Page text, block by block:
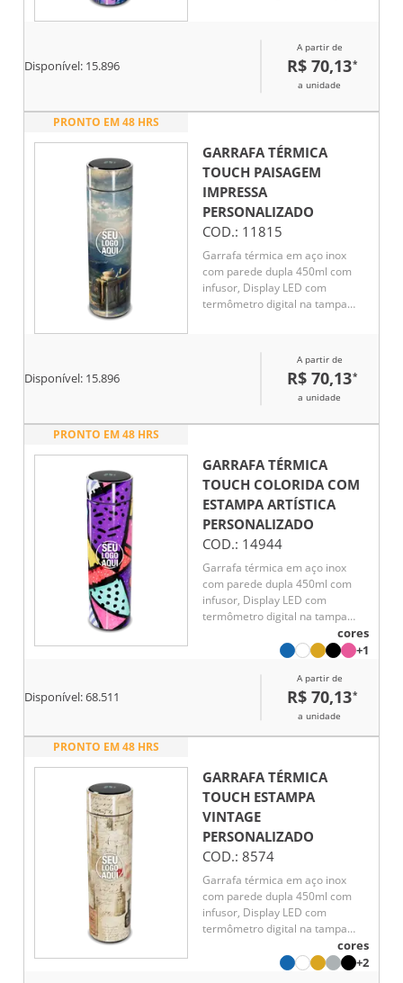
Disponível: 15.896
A partir de
R$ 70,13*
a unidade
PRONTO EM 48 HRS
GARRAFA TÉRMICA
TOUCH PAISAGEM
IMPRESSA
PERSONALIZADO
COD.: 11815
Garrafa térmica em aço inox
com parede dupla 450ml com
infusor, Display LED com
termômetro digital na tampa
Disponível: 15.896
A partir de
R$ 70,13*
a unidade
PRONTO EM 48 HRS
GARRAFA TÉRMICA
TOUCH COLORIDA COM
ESTAMPA ARTÍSTICA
PERSONALIZADO
COD.: 14944
Garrafa térmica em aço inox
com parede dupla 450ml com
infusor, Display LED com
termômetro digital na tampa
para indicar a temperatura do
líquido, Conserva líquido quente
cores
+1
Disponível:68.511
A partir de
R$ 70,13*
a unidade
PRONTO EM 48 HRS
GARRAFA TÉRMICA
TOUCH ESTAMPA
VINTAGE
PERSONALIZADO
COD.: 8574
Garrafa térmica em aço inox
com parede dupla 450ml com
infusor, Display LED com
termômetro digital na tampa
para indicar a temperatura do
líquido, Conserva líquido quente
cores
+2